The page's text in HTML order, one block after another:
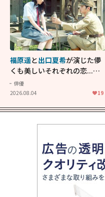
福原遥と出口夏希が演じた儚
くも美しいそれぞれの恋...生
きることの尊さを教えてくれ
た映画「あの花が咲く丘で、
俳優
2026.08.04
19